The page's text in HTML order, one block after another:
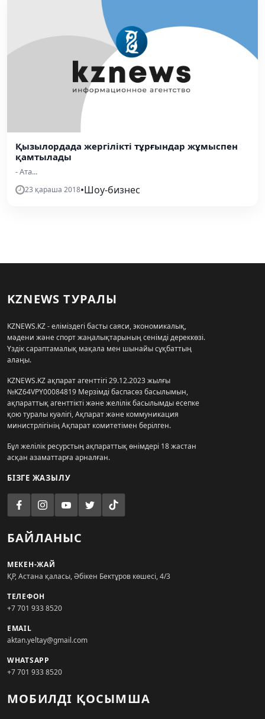
Қызылордада жергілікті тұрғындар жұмыспен
қамтылады
- Ата...
23 қараша 2018•Шоу-бизнес
KZNEWS ТУРАЛЫ
KZNEWS.KZ - еліміздегі басты саяси, экономикалық,
мәдени және спорт жаңалықтарының сенімді дереккөзі.
Үздік сараптамалық мақала мен шынайы сұқбаттың
алаңы.
KZNEWS.KZ ақпарат агенттігі 29.12.2023 жылғы
№KZ64VPY00084819 Мерзімді баспасөз басылымын,
ақпараттық агенттікті және желілік басылымды есепке
қою туралы куәлігі, Ақпарат және коммуникация
министрлігінің Ақпарат комитетімен берілген.
Бұл желілік ресурстың ақпараттық өнімдері 18 жастан
асқан азаматтарға арналған.
БІЗГЕ ЖАЗЫЛУ
БАЙЛАНЫС
МЕКЕН-ЖАЙ
ҚР, Астана қаласы, Әбікен Бектұров көшесі, 4/3
ТЕЛЕФОН
+7 701 933 8520
EMAIL
aktan.yeltay@gmail.com
WHATSAPP
+7 701 933 8520
МОБИЛДІ ҚОСЫМША